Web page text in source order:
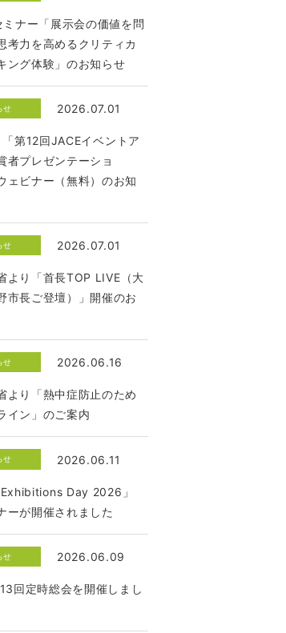
ナー「展示会の価値を問
考力を高めるクリティカ
ング体験」のお知らせ
せ 2026.07.01
第12回JACEイベントア
者プレゼンテーショ
ェビナー（無料）のお知
せ 2026.07.01
より「首長TOP LIVE（大
市長ご登壇）」開催のお
せ 2026.06.16
より「熱中症防止のため
イン」のご案内
せ 2026.06.11
Exhibitions Day 2026」
ーが開催されました
せ 2026.06.09
回定時総会を開催しまし